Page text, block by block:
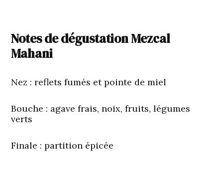
Notes de dégustation Mezcal
Mahani
Nez : reflets fumés et pointe de miel
Bouche : agave frais, noix, fruits, légumes
verts
Finale : partition épicée